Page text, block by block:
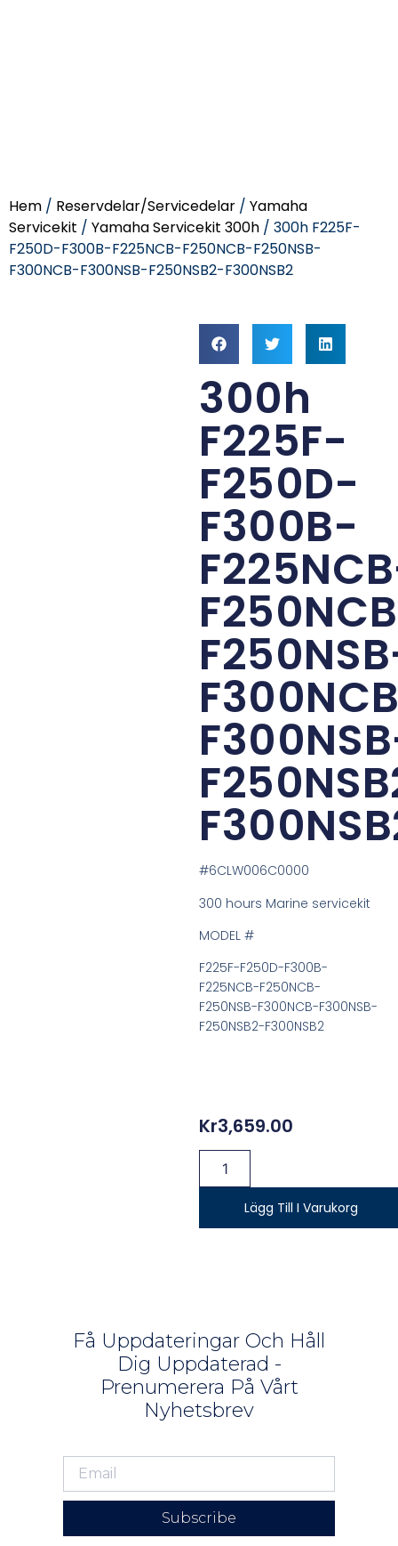
Hem / Reservdelar/Servicedelar / Yamaha
Servicekit / Yamaha Servicekit 300h / 300h F225F-
F250D-F300B-F225NCB-F250NCB-F250NSB-
F300NCB-F300NSB-F250NSB2-F300NSB2
300h
F225F-
F250D-
F300B-
#6CLW006C0000
300 hours Marine servicekit
MODEL #
F225F-F250D-F300B-
F225NCB-F250NCB-
F250NSB-F300NCB-F300NSB-
F250NSB2-F300NSB2
Kr3,659.00
Lägg Till I Varukorg
Få Uppdateringar Och Håll
Dig Uppdaterad -
Prenumerera På Vårt
Nyhetsbrev
Subscribe